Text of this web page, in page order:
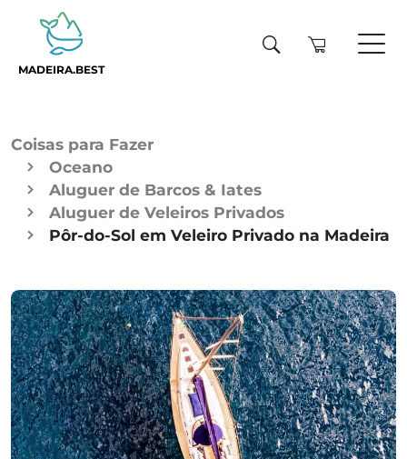
MADEIRA.BEST
Coisas para Fazer
Oceano
Aluguer de Barcos & Iates
Aluguer de Veleiros Privados
Pôr-do-Sol em Veleiro Privado na Madeira